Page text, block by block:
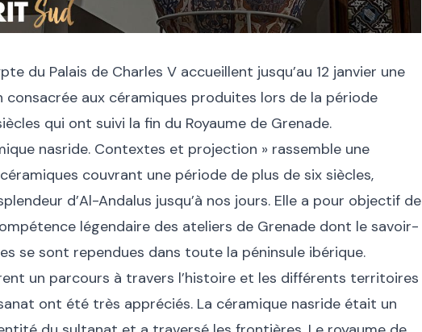
du Palais de Charles V accueillent jusqu’au 12 janvier une
aux céramiques produites lors de la période
qui ont suivi la fin du Royaume de Grenade.
nasride. Contextes et projection » rassemble une
couvrant une période de plus de six siècles,
d’Al-Andalus jusqu’à nos jours. Elle a pour objectif de
légendaire des ateliers de Grenade dont le savoir-
se sont rependues dans toute la péninsule ibérique.
un parcours à travers l’histoire et les différents territoires
ont été très appréciés. La céramique nasride était un